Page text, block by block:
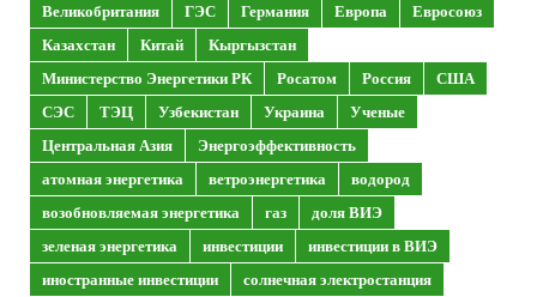
Великобритания
ГЭС Германия Европа
Евросоюз
Казахстан
Китай
Кыргызстан
Министерство Энергетики РК
Росатом Россия
США
СЭС
ТЭЦ Узбекистан Украина
Ученые
Центральная Азия
Энергоэффективность
атомная энергетика
ветроэнергетика
водород
возобновляемая энергетика
газ
доля ВИЭ
зеленая энергетика
инвестиции
инвестиции в ВИЭ
иностранные инвестиции
солнечная электростанция